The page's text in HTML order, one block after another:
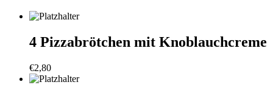
4 Pizzabrötchen mit Knoblauchcreme
€2,80